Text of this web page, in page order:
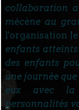
collaboration
mécène au
l'organisation
enfants
des enfants
une journée
eux avec la
personnalités